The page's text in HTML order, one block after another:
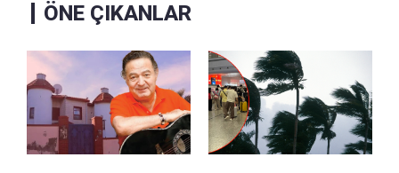
ÖNE ÇIKANLAR